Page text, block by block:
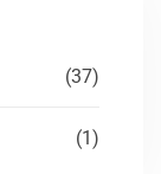
(37)
(1)